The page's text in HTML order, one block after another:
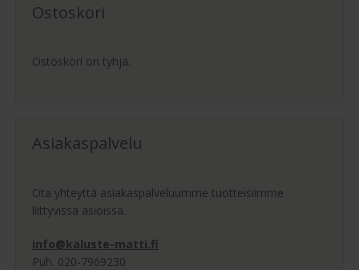
Ostoskori
Ostoskori on tyhjä.
Asiakaspalvelu
Ota yhteyttä asiakaspalveluumme tuotteisiimme
liittyvissä asioissa.
info@kaluste-matti.fi
Puh. 020-7969230